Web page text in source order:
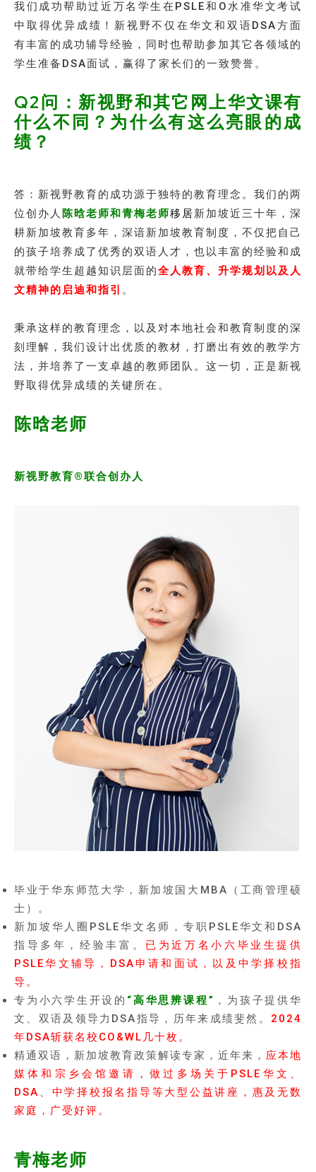
我们成功帮助过近万名学生在PSLE和O水准华文考试
中取得优异成绩！新视野不仅在华文和双语DSA方面
有丰富的成功辅导经验，同时也帮助参加其它各领域的
学生准备DSA面试，赢得了家长们的一致赞誉。
Q2问：新视野和其它网上华文课有
什么不同？为什么有这么亮眼的成
绩？
答：新视野教育的成功源于独特的教育理念。我们的两
位创办人 陈晗老师和青梅老师移居新加坡近三十年，深
耕新加坡教育多年，深谙新加坡教育制度，不仅把自己
的孩子培养成了优秀的双语人才，也以丰富的经验和成
就带给学生超越知识层面的全人教育、升学规划以及人
文精神的启迪和指引 。
秉承这样的教育理念，以及对本地社会和教育制度的深
刻理解，我们设计出优质的教材，打磨出有效的教学方
法，并培养了一支卓越的教师团队。这一切，正是新视
野取得优异成绩的关键所在。
陈晗老师
新视野教育®联合创办人
毕业于华东师范大学，新加坡国大MBA（工商管理硕
士）。
新加坡华人圈PSLE华文名师，专职PSLE华文和DSA
指导多年，经验丰富。 已为近万名小六毕业生提供
PSLE华文辅导，DSA申请和面试，以及中学择校指
导。
专为小六学生开设的 “高华思辨课程” ，为孩子提供华
文、双语及领导力DSA指导，历年来成绩斐然。 2024
年DSA斩获名校CO&WL几十枚。
精通双语，新加坡教育政策解读专家，近年来， 应本地
媒体和宗乡会馆邀请，做过多场关于PSLE华文、
DSA、中学择校报名指导等大型公益讲座，惠及无数
家庭，广受好评。
青梅老师